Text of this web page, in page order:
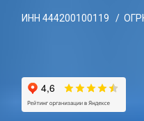
ИНН 444200100119 /